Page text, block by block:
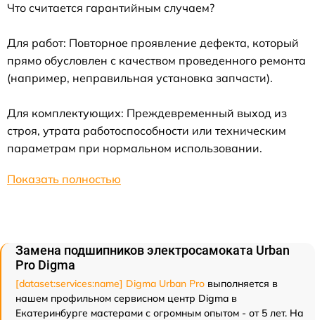
Что считается гарантийным случаем?
Для работ: Повторное проявление дефекта, который
прямо обусловлен с качеством проведенного ремонта
(например, неправильная установка запчасти).
Для комплектующих: Преждевременный выход из
строя, утрата работоспособности или техническим
параметрам при нормальном использовании.
Показать полностью
Замена подшипников электросамоката Urban
Pro Digma
[dataset:services:name] Digma Urban Pro выполняется в
нашем профильном сервисном центр Digma в
Екатеринбурге мастерами с огромным опытом - от 5 лет. На